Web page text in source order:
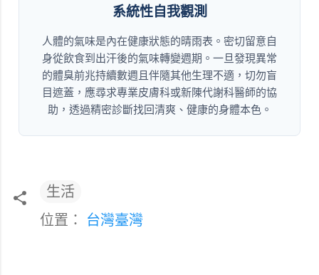
系統性自我觀測
人體的氣味是內在健康狀態的晴雨表。密切留意自
身從飲食到出汗後的氣味轉變週期。一旦發現異常
的體臭前兆持續數週且伴隨其他生理不適，切勿盲
目遮蓋，應尋求專業皮膚科或新陳代謝科醫師的協
助，透過精密診斷找回清爽、健康的身體本色。
生活
位置： 台灣臺灣